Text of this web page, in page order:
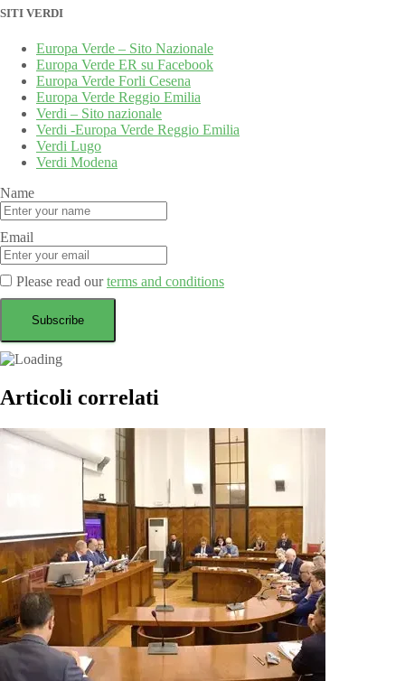
SITI VERDI
Europa Verde – Sito Nazionale
Europa Verde ER su Facebook
Europa Verde Forli Cesena
Europa Verde Reggio Emilia
Verdi – Sito nazionale
Verdi -Europa Verde Reggio Emilia
Verdi Lugo
Verdi Modena
Name
Email
Please read ourterms and conditions
Articoli correlati